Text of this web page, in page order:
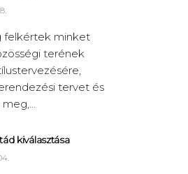
felkértek minket
terének
tervet és
kiválasztása